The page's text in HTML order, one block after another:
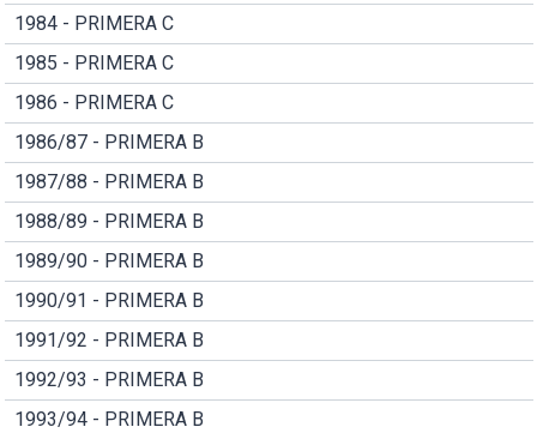
1984 - PRIMERA C
1985 - PRIMERA C
1986 - PRIMERA C
1986/87 - PRIMERA B
1987/88 - PRIMERA B
1988/89 - PRIMERA B
1989/90 - PRIMERA B
1990/91 - PRIMERA B
1991/92 - PRIMERA B
1992/93 - PRIMERA B
1993/94 - PRIMERA B